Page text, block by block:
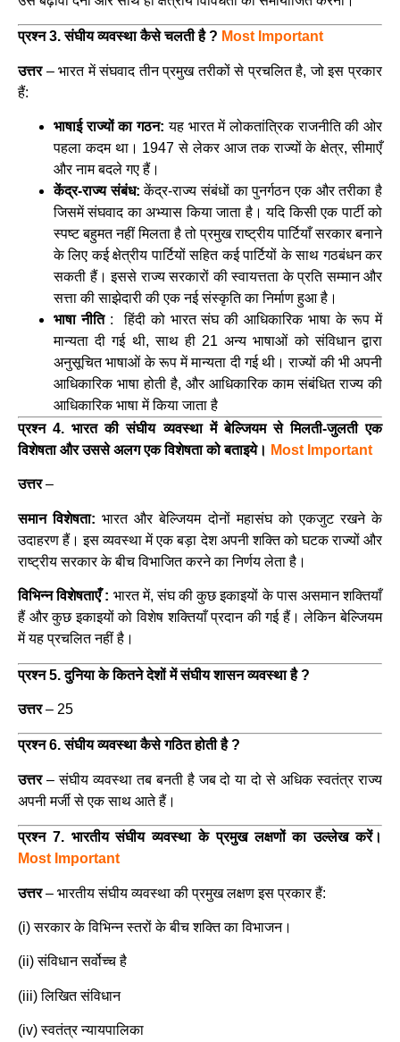
प्रश्न 3. संघीय व्यवस्था कैसे चलती है ? Most Important
उत्तर–भारत में संघवाद तीन प्रमुख तरीकों से प्रचलित है, जो इस प्रकार
हैं:
भाषाई राज्यों का गठन: यह भारत में लोकतांत्रिक राजनीति की ओर
पहला कदम था। 1947 से लेकर आज तक राज्यों के क्षेत्र, सीमाएँ
और नाम बदले गए हैं।
केंद्र-राज्य संबंध: केंद्र-राज्य संबंधों का पुनर्गठन एक और तरीका है
जिसमें संघवाद का अभ्यास किया जाता है। यदि किसी एक पार्टी को
स्पष्ट बहुमत नहीं मिलता है तो प्रमुख राष्ट्रीय पार्टियाँ सरकार बनाने
के लिए कई क्षेत्रीय पार्टियों सहित कई पार्टियों के साथ गठबंधन कर
सकती हैं। इससे राज्य सरकारों की स्वायत्तता के प्रति सम्मान और
सत्ता की साझेदारी की एक नई संस्कृति का निर्माण हुआ है।
भाषा नीति: हिंदी को भारत संघ की आधिकारिक भाषा के रूप में
मान्यता दी गई थी, साथ ही 21 अन्य भाषाओं को संविधान द्वारा
अनुसूचित भाषाओं के रूप में मान्यता दी गई थी। राज्यों की भी अपनी
आधिकारिक भाषा होती है, और आधिकारिक काम संबंधित राज्य की
आधिकारिक भाषा में किया जाता है
प्रश्न 4. भारत की संघीय व्यवस्था में बेल्जियम से मिलती-जुलती एक
विशेषता और उससे अलग एक विशेषता को बताइये। Most Important
उत्तर–
समान विशेषता: भारत और बेल्जियम दोनों महासंघ को एकजुट रखने के
उदाहरण हैं। इस व्यवस्था में एक बड़ा देश अपनी शक्ति को घटक राज्यों और
राष्ट्रीय सरकार के बीच विभाजित करने का निर्णय लेता है।
विभिन्न विशेषताएँ : भारत में, संघ की कुछ इकाइयों के पास असमान शक्तियाँ
हैं और कुछ इकाइयों को विशेष शक्तियाँ प्रदान की गई हैं। लेकिन बेल्जियम
में यह प्रचलित नहीं है।
प्रश्न 5. दुनिया के कितने देशों में संघीय शासन व्यवस्था है ?
उत्तर– 25
प्रश्न 6. संघीय व्यवस्था कैसे गठित होती है ?
उत्तर–संघीय व्यवस्था तब बनती है जब दो या दो से अधिक स्वतंत्र राज्य
अपनी मर्जी से एक साथ आते हैं।
प्रश्न 7. भारतीय संघीय व्यवस्था के प्रमुख लक्षणों का उल्लेख करें।
Most Important
उत्तर– भारतीय संघीय व्यवस्था की प्रमुख लक्षण इस प्रकार हैं:
(i) सरकार के विभिन्न स्तरों के बीच शक्ति का विभाजन।
(ii) संविधान सर्वोच्च है
(iii) लिखित संविधान
(iv) स्वतंत्र न्यायपालिका